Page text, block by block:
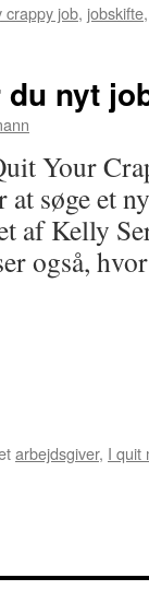
crappy job, jobskifte
nyt
Your
at søge et
af Kelly
også,
arbejdsgiver, I quit